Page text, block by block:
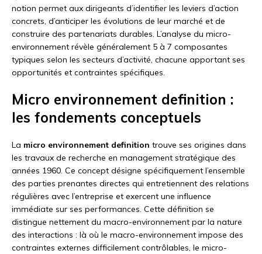
notion permet aux dirigeants d’identifier les leviers d’action
concrets, d’anticiper les évolutions de leur marché et de
construire des partenariats durables. L’analyse du micro-
environnement révèle généralement 5 à 7 composantes
typiques selon les secteurs d’activité, chacune apportant ses
opportunités et contraintes spécifiques.
Micro environnement definition :
les fondements conceptuels
La micro environnement definition trouve ses origines dans
les travaux de recherche en management stratégique des
années 1960. Ce concept désigne spécifiquement l’ensemble
des parties prenantes directes qui entretiennent des relations
régulières avec l’entreprise et exercent une influence
immédiate sur ses performances. Cette définition se
distingue nettement du macro-environnement par la nature
des interactions : là où le macro-environnement impose des
contraintes externes difficilement contrôlables, le micro-